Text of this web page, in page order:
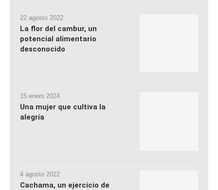
22 agosto 2022
La flor del cambur, un
potencial alimentario
desconocido
15 enero 2024
Una mujer que cultiva la
alegría
4 agosto 2022
Cachama, un ejercicio de